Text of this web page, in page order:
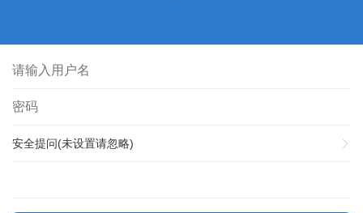
安全提问(未设置请忽略)